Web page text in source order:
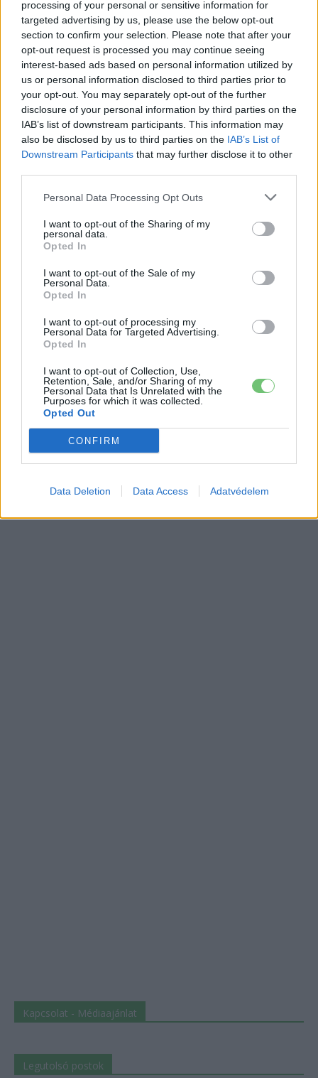
processing of your personal or sensitive information for
targeted advertising by us, please use the below opt-out
section to confirm your selection. Please note that after your
opt-out request is processed you may continue seeing
interest-based ads based on personal information utilized by
us or personal information disclosed to third parties prior to
your opt-out. You may separately opt-out of the further
disclosure of your personal information by third parties on the
IAB’s list of downstream participants. This information may
also be disclosed by us to third parties on the IAB’s List of
Downstream Participants that may further disclose it to other
Personal Data Processing Opt Outs
I want to opt-out of the Sharing of my
personal data.
Opted In
I want to opt-out of the Sale of my
Personal Data.
Opted In
I want to opt-out of processing my
Personal Data for Targeted Advertising.
Opted In
I want to opt-out of Collection, Use,
Retention, Sale, and/or Sharing of my
Personal Data that Is Unrelated with the
Purposes for which it was collected.
Opted Out
CONFIRM
Data Deletion Data Access Adatvédelem
München csak most érte utol
Debrecent: elindult a BMW i3
sorozatgyártása
autó
8500-an rendeltek vakon egy autót,
amit nem láttak — megkezdődött a
Škoda Peaq gyártása
Elektromos
97,6 százalékon áll Norvégia
átrendeződött a márkák sorrendje
Kapcsolat - Médiaajánlat
Legutolsó postok